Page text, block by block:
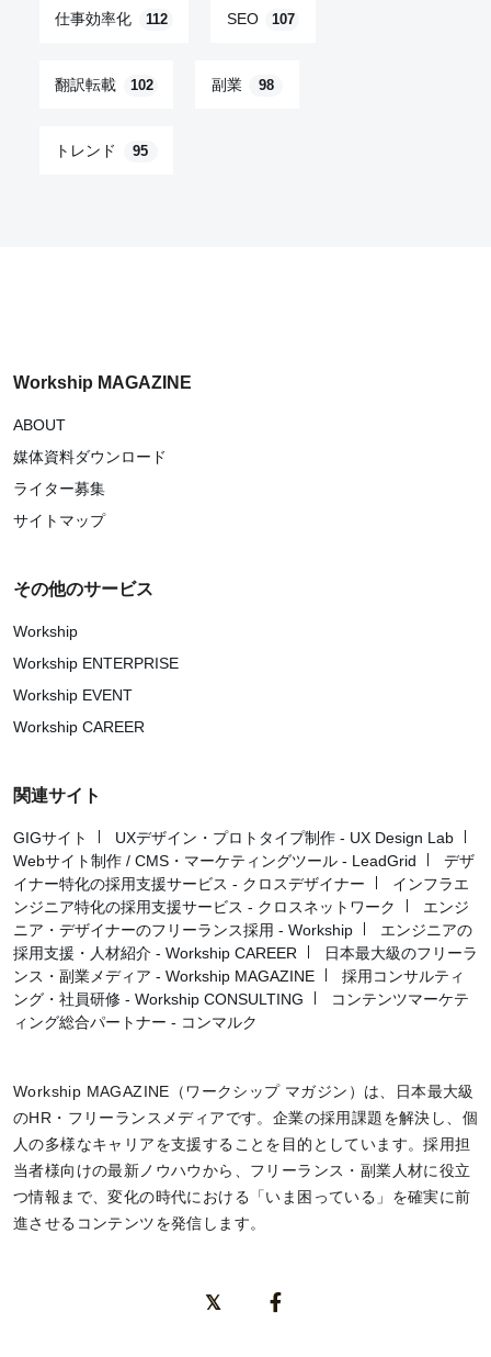
仕事効率化 112 SEO 107
翻訳転載 102 副業 98
トレンド 95
Workship MAGAZINE
ABOUT
媒体資料ダウンロード
ライター募集
サイトマップ
その他のサービス
Workship
Workship ENTERPRISE
Workship EVENT
Workship CAREER
関連サイト
GIGサイト
UXデザイン・プロトタイプ制作 - UX Design Lab
Webサイト制作 / CMS・マーケティングツール - LeadGrid
デザ
イナー特化の採用支援サービス - クロスデザイナー
インフラエ
ンジニア特化の採用支援サービス - クロスネットワーク
エンジ
ニア・デザイナーのフリーランス採用 - Workship
エンジニアの
採用支援・人材紹介 - Workship CAREER
日本最大級のフリーラ
ンス・副業メディア - Workship MAGAZINE
採用コンサルティ
ング・社員研修 - Workship CONSULTING
コンテンツマーケテ
ィング総合パートナー - コンマルク
Workship MAGAZINE（ワークシップ マガジン）は、日本最大級
のHR・フリーランスメディアです。企業の採用課題を解決し、個
人の多様なキャリアを支援することを目的としています。採用担
当者様向けの最新ノウハウから、フリーランス・副業人材に役立
つ情報まで、変化の時代における「いま困っている」を確実に前
進させるコンテンツを発信します。